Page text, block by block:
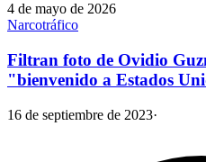
4 de mayo de 2026
Narcotráfico
Filtran foto de Ovidio
"bienvenido a Estados
16 de septiembre de 2023·